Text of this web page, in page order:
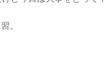
。